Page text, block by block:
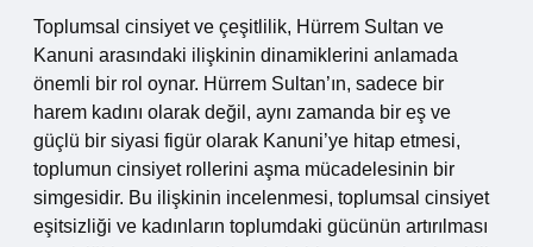
Toplumsal cinsiyet ve çeşitlilik, Hürrem Sultan ve
Kanuni arasındaki ilişkinin dinamiklerini anlamada
önemli bir rol oynar. Hürrem Sultan’ın, sadece bir
harem kadını olarak değil, aynı zamanda bir eş ve
güçlü bir siyasi figür olarak Kanuni’ye hitap etmesi,
toplumun cinsiyet rollerini aşma mücadelesinin bir
simgesidir. Bu ilişkinin incelenmesi, toplumsal cinsiyet
eşitsizliği ve kadınların toplumdaki gücünün artırılması